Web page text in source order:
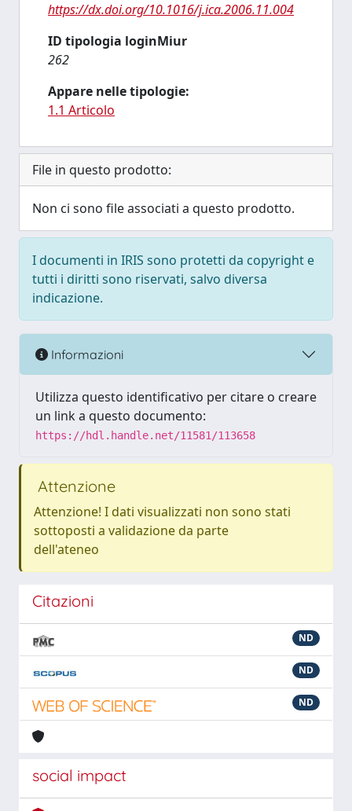
https://dx.doi.org/10.1016/j.ica.2006.11.004
ID tipologia loginMiur
262
Appare nelle tipologie:
1.1 Articolo
File in questo prodotto:
Non ci sono file associati a questo prodotto.
I documenti in IRIS sono protetti da copyright e
tutti i diritti sono riservati, salvo diversa
indicazione.
Informazioni
Utilizza questo identificativo per citare o creare
un link a questo documento:
https://hdl.handle.net/11581/113658
Attenzione
Attenzione! I dati visualizzati non sono stati
sottoposti a validazione da parte
dell'ateneo
Citazioni
ND
ND
ND
social impact